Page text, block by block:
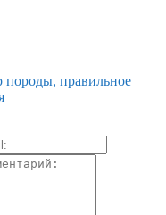
породы, правильное